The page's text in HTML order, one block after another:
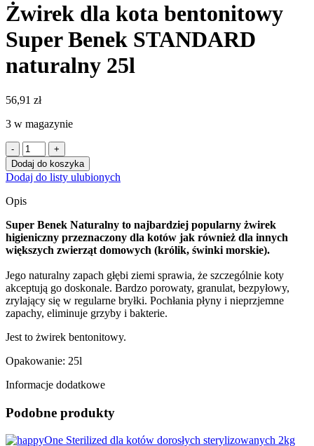
Żwirek dla kota bentonitowy
Super Benek STANDARD
naturalny 25l
56,91 zł
3 w magazynie
ilość
Żwirek
dla
kota
bentonitowy
Benek
STANDARD
naturalny
Dodaj do koszyka
Dodaj do listy ulubionych
Opis
Super Benek Naturalny to najbardziej popularny żwirek
higieniczny przeznaczony dla kotów jak również dla innych
większych zwierząt domowych (królik, świnki morskie).
Jego naturalny zapach głębi ziemi sprawia, że szczególnie koty
akceptują go doskonale. Bardzo porowaty, granulat, bezpyłowy,
zrylający się w regularne bryłki. Pochłania płyny i nieprzjemne
zapachy, eliminuje grzyby i bakterie.
Jest to żwirek bentonitowy.
Opakowanie: 25l
Informacje dodatkowe
Podobne produkty